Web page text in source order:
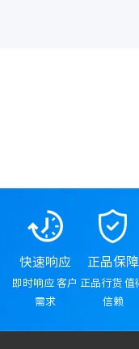
快速响应
即时响应 客户
需求
正品保障
正品行货 值
信赖